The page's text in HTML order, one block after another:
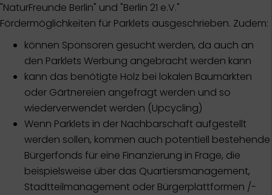
"NaturFreunde Berlin" und "Berlin 21 e.V."
Fördermöglichkeiten für Parklets ausgeschrieben. Zudem:
können Sponsoren gesucht werden, da auch an
den Parklets Werbung angebracht werden kann
kann das benötigte Holz bei lokalen Baumärkten
oder Gärtnereien angefragt werden und so
wiederverwendet werden (Upcycling)
Wenn Parklets in der Nachbarschaft aufgestellt
werden sollen, kommen auch potentiell bestehende
Bürgerfonds für eine Finanzierung in Frage, die
beispielsweise über das Quartiersmanagement,
Stadtteilmanagement oder Bürgerplattformen /-